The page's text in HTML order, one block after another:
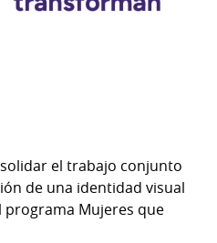
el trabajo conjunto
de una identidad visual
programa Mujeres que